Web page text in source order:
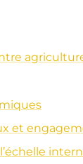
et